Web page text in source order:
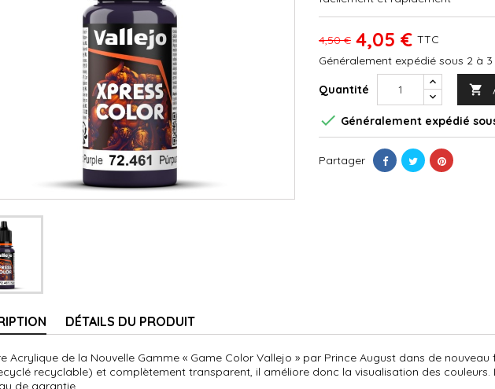
4,50 € 4,05 € TTC
Généralement expédié sous 2 à
Quantité 
 Généralement expédié
Partager
DÉTAILS DU PRODUIT
Acrylique de la Nouvelle Gamme « Game Color Vallejo » par Prince August dans de
recyclable) et complètement transparent, il améliore donc la visualisation des
de garantie.